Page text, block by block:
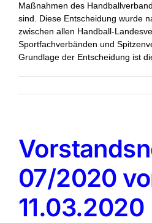
Maßnahmen des
sind. Diese Entscheidung wurde
zwischen allen Handball-
Sportfachverbänden und
Grundlage der Entscheidung ist
07/2020
11.03.2020